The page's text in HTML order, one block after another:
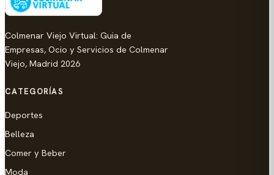
Colmenar Viejo Virtual: Guia de
Empresas, Ocio y Servicios de Colmenar
Viejo, Madrid 2026
CATEGORÍAS
Deportes
Belleza
Comer y Beber
Moda